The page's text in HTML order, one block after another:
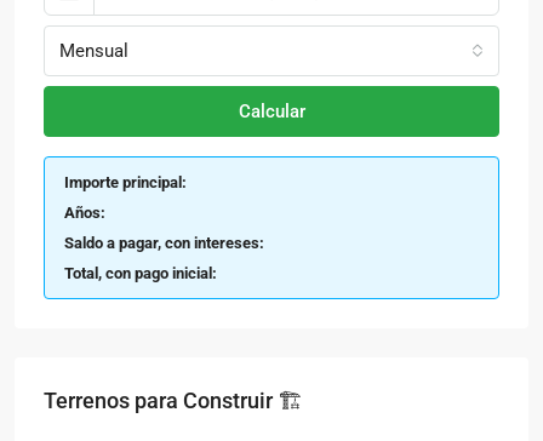
Mensual
Calcular
Importe principal:
Años:
Saldo a pagar, con intereses:
Total, con pago inicial:
Terrenos para Construir 🏗